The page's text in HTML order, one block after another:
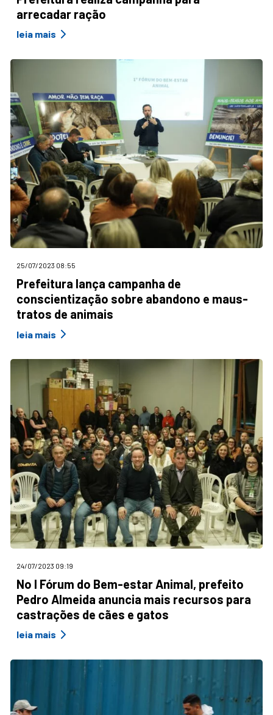
arrecadar ração
leia mais
25/07/2023 08:55
Prefeitura lança campanha de
conscientização sobre abandono e maus-
tratos de animais
leia mais
24/07/2023 09:19
No I Fórum do Bem-estar Animal, prefeito
Pedro Almeida anuncia mais recursos para
castrações de cães e gatos
leia mais